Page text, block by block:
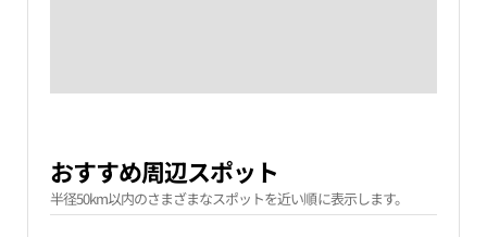
おすすめ周辺スポット
半径50km以内のさまざまなスポットを近い順に表示します。